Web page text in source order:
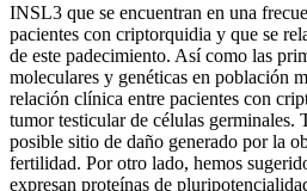
INSL3 que se encuentran en una
pacientes con criptorquidia y que se
de este padecimiento. Así como las
moleculares y genéticas en población
relación clínica entre pacientes con
tumor testicular de células germinales.
posible sitio de daño generado por la
fertilidad. Por otro lado, hemos
expresan proteínas de